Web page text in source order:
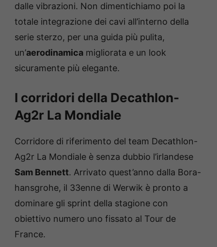
dalle vibrazioni. Non dimentichiamo poi la
totale integrazione dei cavi all’interno della
serie sterzo, per una guida più pulita,
un’aerodinamica migliorata e un look
sicuramente più elegante.
I corridori della Decathlon-
Ag2r La Mondiale
Corridore di riferimento del team Decathlon-
Ag2r La Mondiale è senza dubbio l’irlandese
Sam Bennett. Arrivato quest’anno dalla Bora-
hansgrohe, il 33enne di Werwik è pronto a
dominare gli sprint della stagione con
obiettivo numero uno fissato al Tour de
France.